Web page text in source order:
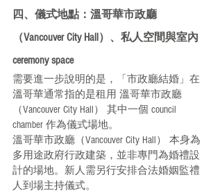
四、儀式地點：溫哥華市政廳
（Vancouver City Hall）、私人空間與室內
ceremony space
需要進一步說明的是，「市政廳結婚」在
溫哥華通常指的是租用 溫哥華市政廳
（Vancouver City Hall） 其中一個 council
chamber 作為儀式場地。
溫哥華市政廳（Vancouver City Hall） 本身為
多用途政府行政建築，並非專門為婚禮設
計的場地。新人需另行安排合法婚姻監禮
人到場主持儀式。